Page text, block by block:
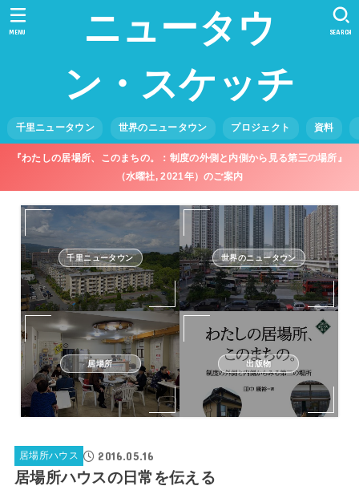
ニュータウ
ン・スケッチ
千里ニュータウン 世界のニュータウン プロジェクト 資料
SEARCH
MENU
『わたしの居場所、このまちの。：制度の外側と内側から見る第三の場所』
（水曜社, 2021年）のご案内
千里ニュータウン 世界のニュータウン
居場所 出版物
居場所ハウス 2016.05.16
居場所ハウスの日常を伝える